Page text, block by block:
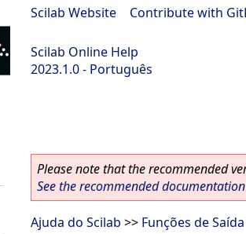
Scilab Website Contribute with
Scilab Online Help
2023.1.0 - Português
Please note that the recommended
See the recommended
Ajuda do Scilab >> Funções de Saída